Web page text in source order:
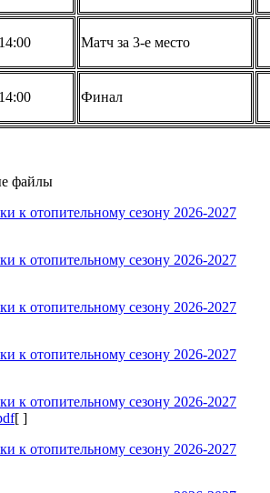
14:00 Матч за 3-е место
14:00 Финал
файлы
к отопительному сезону 2026-2027
к отопительному сезону 2026-2027
к отопительному сезону 2026-2027
к отопительному сезону 2026-2027
к отопительному сезону 2026-2027
[ ]
к отопительному сезону 2026-2027